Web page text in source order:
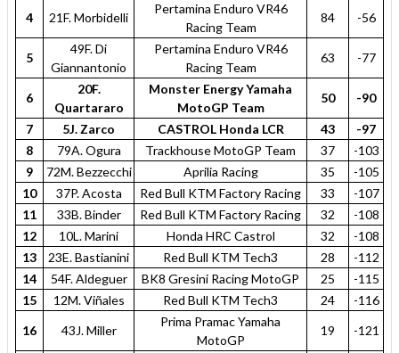
4
21F. Morbidelli
Pertamina Enduro VR46
Racing Team
84 -56
5
49F. Di
Giannantonio
Pertamina Enduro VR46
Racing Team
63 -77
6
20F.
Quartararo
Monster Energy Yamaha
MotoGP Team
50 -90
7 5J. Zarco CASTROL Honda LCR 43
-97
8
79A. Ogura Trackhouse MotoGP Team 37
-103
9
72M. Bezzecchi Aprilia Racing 35
-105
10
37P. Acosta Red Bull KTM Factory Racing 33
-107
11
33B. Binder Red Bull KTM Factory Racing 32
-108
12
10L. Marini Honda HRC Castrol 32
-108
13
23E. Bastianini Red Bull KTM Tech3 28
-112
14
54F. Aldeguer BK8 Gresini Racing MotoGP 25
-115
15
12M. Viñales Red Bull KTM Tech3 24
-116
16
43J. Miller
Prima Pramac Yamaha
MotoGP
19 -121